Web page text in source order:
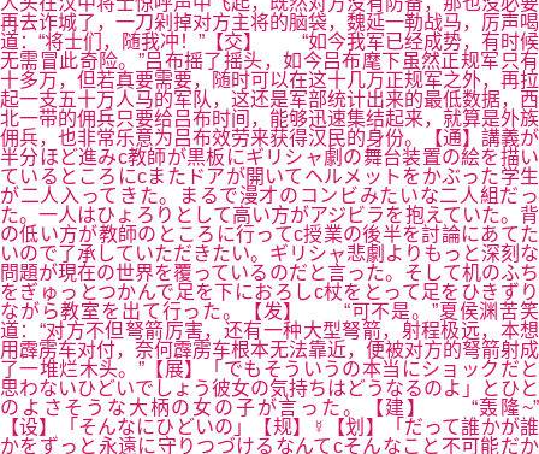
再去诈城了，一刀剁掉对方主将的脑袋，魏延一勒战马，厉声喝
道：“将士们，随我冲！”【交】 “如今我军已经成势，有时候
无需冒此奇险。”吕布摇了摇头，如今吕布麾下虽然正规军只有
十多万，但若真要需要，随时可以在这十几万正规军之外，再拉
起一支五十万人马的军队，这还是军部统计出来的最低数据，西
北一带的佣兵只要给吕布时间，能够迅速集结起来，就算是外族
佣兵，也非常乐意为吕布效劳来获得汉民的身份。【通】講義が
半分ほど進みc教師が黒板にギリシャ劇の舞台装置の絵を描い
ているところにcまたドアが開いてヘルメットをかぶった学生
が二人入ってきた。まるで漫才のコンビみたいな二人組だっ
た。一人はひょろりとして高い方がアジビラを抱えていた。背
の低い方が教師のところに行ってc授業の後半を討論にあてた
いので了承していただきたい。ギリシャ悲劇よりもっと深刻な
問題が現在の世界を覆っているのだと言った。そして机のふち
をぎゅっとつかんで足を下におろしc杖をとって足をひきずり
ながら教室を出て行った。【发】 “可不是。”夏侯渊苦笑
道：“对方不但弩箭厉害，还有一种大型弩箭，射程极远，本想
用霹雳车对付，奈何霹雳车根本无法靠近，便被对方的弩箭射成
了一堆烂木头。”【展】「でもそういうの本当にショックだと
思わないひどいでしょう彼女の気持ちはどうなるのよ」とひと
のよさそうな大柄の女の子が言った。【建】 “轰隆~”
【设】「そんなにひどいの」【规】☿【划】「だって誰かが誰
かをずっと永遠に守りつづけるなんてcそんなこと不可能だか